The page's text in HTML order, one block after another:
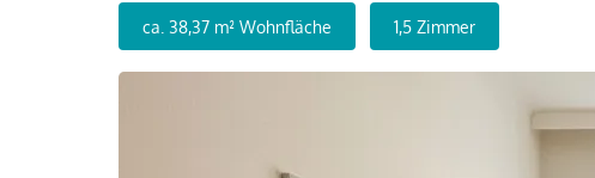
ca. 38,37 m² Wohnfläche 1,5 Zimmer